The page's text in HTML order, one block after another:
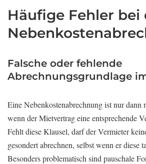
Häufige Fehler bei
Falsche oder fehlende
Abrechnungsgrundlage
Eine Nebenkostenabrechnung ist nur dann
wenn der Mietvertrag eine entsprechende
Fehlt diese Klausel, darf der Vermieter
gesondert abrechnen, selbst wenn er diese
Besonders problematisch sind pauschale